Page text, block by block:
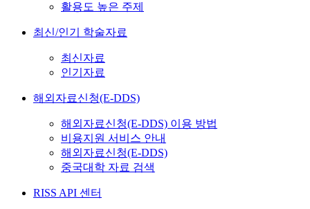
활용도 높은 주제
최신/인기 학술자료
최신자료
인기자료
해외자료신청(E-DDS)
해외자료신청(E-DDS) 이용 방법
비용지원 서비스 안내
해외자료신청(E-DDS)
중국대학 자료 검색
RISS API 센터